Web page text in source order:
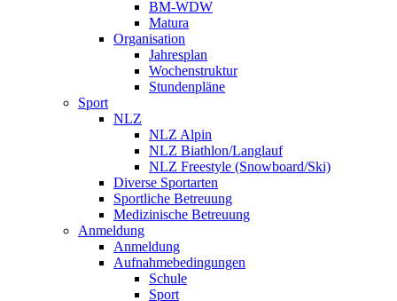
BM-WDW
Matura
Organisation
Jahresplan
Wochenstruktur
Stundenpläne
Sport
NLZ
NLZ Alpin
NLZ Biathlon/Langlauf
NLZ Freestyle (Snowboard/Ski)
Diverse Sportarten
Sportliche Betreuung
Medizinische Betreuung
Anmeldung
Anmeldung
Aufnahmebedingungen
Schule
Sport